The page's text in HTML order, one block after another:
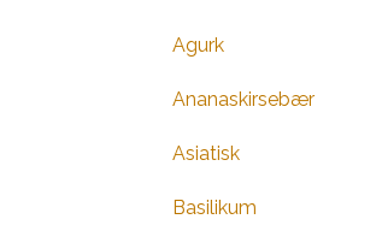
Agurk
Ananaskirsebær
Asiatisk
Basilikum